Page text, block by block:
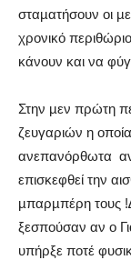
σταµατήσουν οι
χρονικό
κάνουν και να
Στην µεν πρώτη
ζευγαριών η
ανεπανόρθωτα
επισκεφθεί την
µπαρµπέρη τους
ξεσπούσαν αν ο
υπήρξε ποτέ